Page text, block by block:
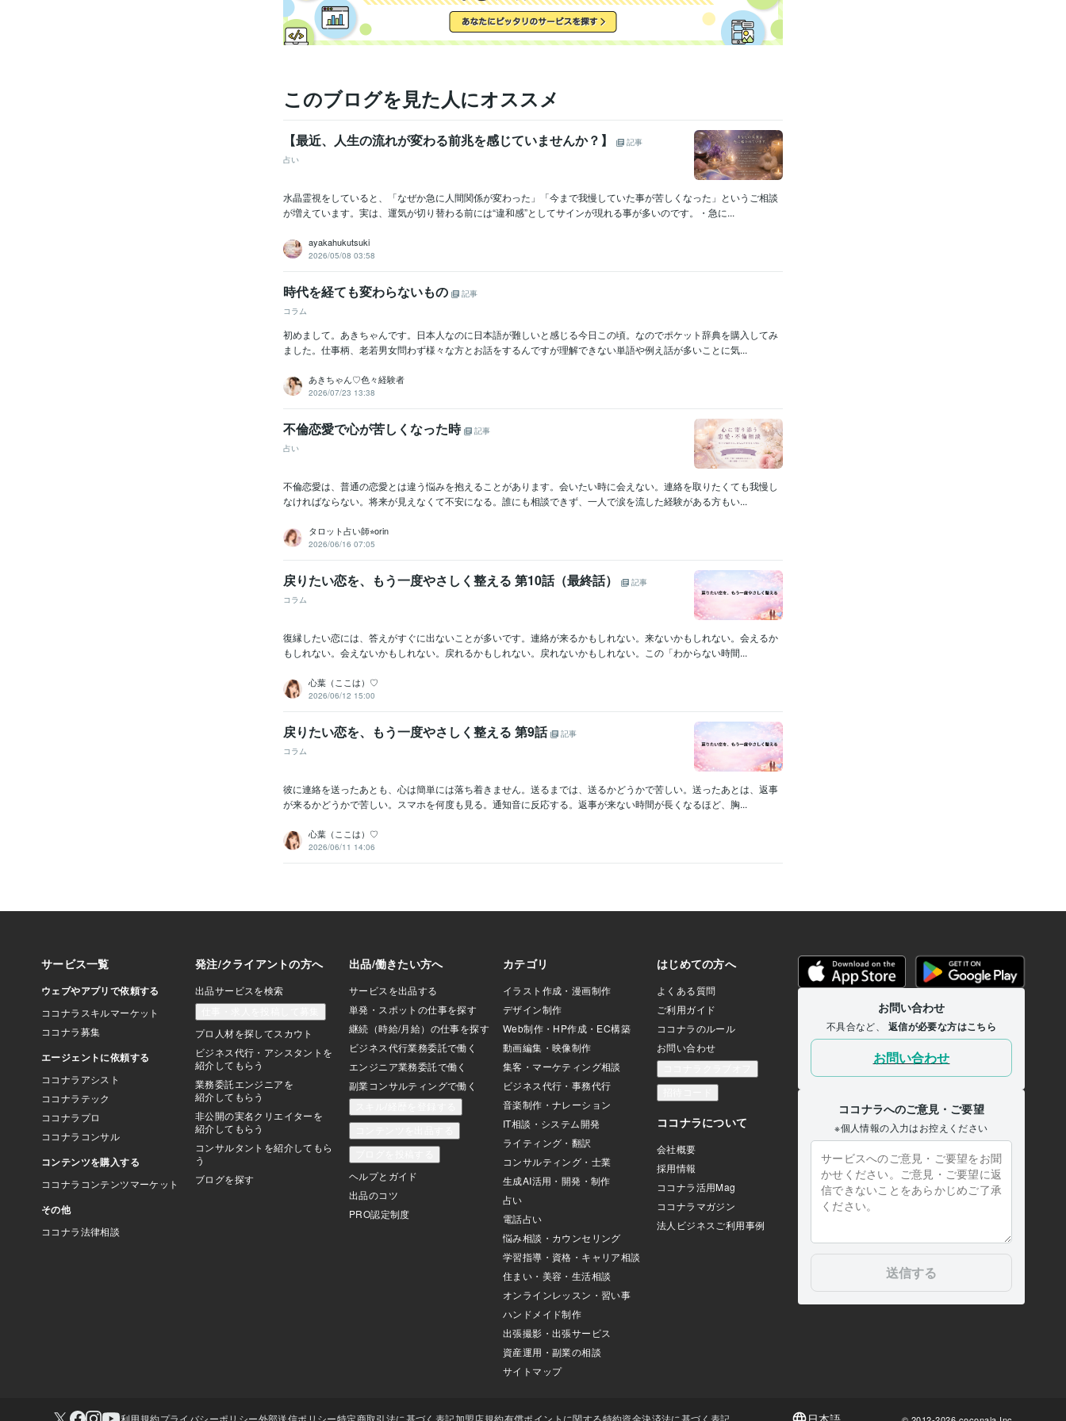
このブログを見た人にオススメ
【最近、人生の流れが変わる前兆を感じていませんか？】
記事
占い
水晶霊視をしていると、「なぜか急に人間関係が変わった」「今まで我慢していた事が苦しくなった」というご相談
が増えています。実は、運気が切り替わる前には“違和感”としてサインが現れる事が多いのです。・急に...
ayakahukutsuki
2026/05/08 03:58
時代を経ても変わらないもの
記事
コラム
初めまして。あきちゃんです。日本人なのに日本語が難しいと感じる今日この頃。なのでポケット辞典を購入してみ
ました。仕事柄、老若男女問わず様々な方とお話をするんですが理解できない単語や例え話が多いことに気...
あきちゃん♡色々経験者
2026/07/23 13:38
不倫恋愛で心が苦しくなった時
記事
占い
不倫恋愛は、普通の恋愛とは違う悩みを抱えることがあります。会いたい時に会えない。連絡を取りたくても我慢し
なければならない。将来が見えなくて不安になる。誰にも相談できず、一人で涙を流した経験がある方もい...
タロット占い師⭐︎orin
2026/06/16 07:05
戻りたい恋を、もう一度やさしく整える 第10話（最終話）
記事
コラム
復縁したい恋には、答えがすぐに出ないことが多いです。連絡が来るかもしれない。来ないかもしれない。会えるか
もしれない。会えないかもしれない。戻れるかもしれない。戻れないかもしれない。この「わからない時間...
心葉（ここは）♡
2026/06/12 15:00
戻りたい恋を、もう一度やさしく整える 第9話
記事
コラム
彼に連絡を送ったあとも、心は簡単には落ち着きません。送るまでは、送るかどうかで苦しい。送ったあとは、返事
が来るかどうかで苦しい。スマホを何度も見る。通知音に反応する。返事が来ない時間が長くなるほど、胸...
心葉（ここは）♡
2026/06/11 14:06